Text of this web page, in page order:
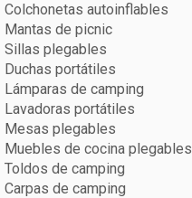
Colchonetas autoinflables
Mantas de picnic
Sillas plegables
Duchas portátiles
Lámparas de camping
Lavadoras portátiles
Mesas plegables
Muebles de cocina plegables
Toldos de camping
Carpas de camping